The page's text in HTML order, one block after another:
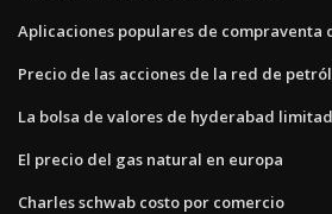
Aplicaciones populares de compraventa
Precio de las acciones de la red de
La bolsa de valores de hyderabad
El precio del gas natural en europa
Charles schwab costo por comercio